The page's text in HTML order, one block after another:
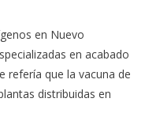
en Nuevo
en acabado
refería que la vacuna de
distribuidas en